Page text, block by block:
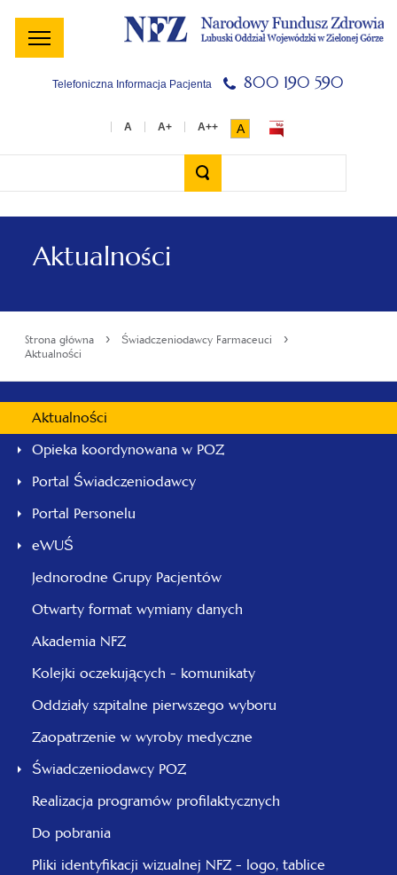
Menu
główne
Menu
lewe
Treść
główna
Szukaj
w
serwisie
Stopka
Telefoniczna Informacja Pacjenta 800 190 590
A
Aktualności
Strona główna › Świadczeniodawcy Farmaceuci ›
Aktualności
Aktualności
Opieka koordynowana w POZ
Portal Świadczeniodawcy
Portal Personelu
eWUŚ
Jednorodne Grupy Pacjentów
Otwarty format wymiany danych
Akademia NFZ
Kolejki oczekujących - komunikaty
Oddziały szpitalne pierwszego wyboru
Zaopatrzenie w wyroby medyczne
Świadczeniodawcy POZ
Realizacja programów profilaktycznych
Do pobrania
Pliki identyfikacji wizualnej NFZ - logo, tablice